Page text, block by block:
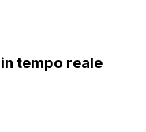
tempo reale